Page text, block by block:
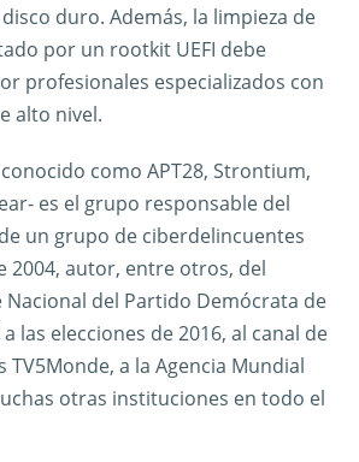
duro. Además, la limpieza de
por un rootkit UEFI debe
profesionales especializados con
alto nivel.
como APT28, Strontium,
es el grupo responsable del
un grupo de ciberdelincuentes
2004, autor, entre otros, del
Nacional del Partido Demócrata de
las elecciones de 2016, al canal de
TV5Monde, a la Agencia Mundial
otras instituciones en todo el